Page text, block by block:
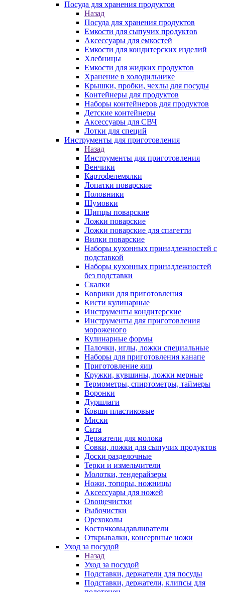
Посуда для хранения продуктов
Назад
Посуда для хранения продуктов
Емкости для сыпучих продуктов
Аксессуары для емкостей
Емкости для кондитерских изделий
Хлебницы
Емкости для жидких продуктов
Хранение в холодильнике
Крышки, пробки, чехлы для посуды
Контейнеры для продуктов
Наборы контейнеров для продуктов
Детские контейнеры
Аксессуары для СВЧ
Лотки для специй
Инструменты для приготовления
Назад
Инструменты для приготовления
Венчики
Картофелемялки
Лопатки поварские
Половники
Шумовки
Щипцы поварские
Ложки поварские
Ложки поварские для спагетти
Вилки поварские
Наборы кухонных принадлежностей с
подставкой
Наборы кухонных принадлежностей
без подставки
Скалки
Коврики для приготовления
Кисти кулинарные
Инструменты кондитерские
Инструменты для приготовления
мороженого
Кулинарные формы
Палочки, иглы, ложки специальные
Наборы для приготовления канапе
Приготовление яиц
Кружки, кувшины, ложки мерные
Термометры, спиртометры, таймеры
Воронки
Дуршлаги
Ковши пластиковые
Миски
Сита
Держатели для молока
Совки, ложки для сыпучих продуктов
Доски разделочные
Терки и измельчители
Молотки, тендерайзеры
Ножи, топоры, ножницы
Аксессуары для ножей
Овощечистки
Рыбочистки
Орехоколы
Косточковыдавливатели
Открывалки, консервные ножи
Уход за посудой
Назад
Уход за посудой
Подставки, держатели для посуды
Подставки, держатели, клипсы для